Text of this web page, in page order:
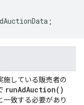
;
施している販売者の
runAdAuction( )
一致する必要があり